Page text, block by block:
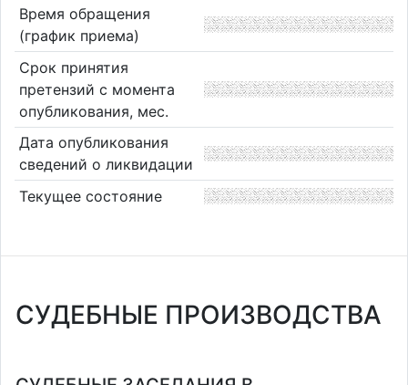
Время обращения
(график приема)
Срок принятия
претензий с момента
опубликования, мес.
Дата опубликования
сведений о ликвидации
Текущее состояние
СУДЕБНЫЕ ПРОИЗВОДСТВА